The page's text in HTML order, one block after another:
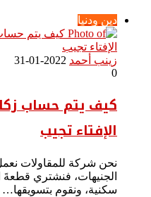
دين ودنيا
زينب أحمد 2022-01-31
0
كيف يتم حساب
الإفتاء تجيب
نحن شركة للمقاولات
الجنيهات، فنشتري قطعةَ
سكنية، ونقوم بتسويقها…